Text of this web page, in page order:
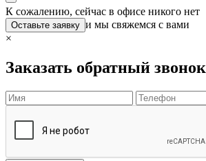
К сожалению, сейчас в офисе никого нет
Оставьте заявку и мы свяжемся с вами
×
Заказать обратный звонок